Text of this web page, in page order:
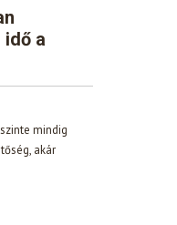
idő a
mindig
akár